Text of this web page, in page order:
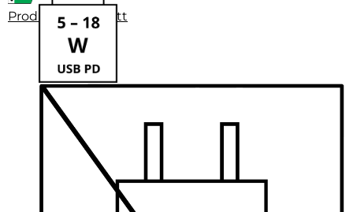
Produktdatenblatt